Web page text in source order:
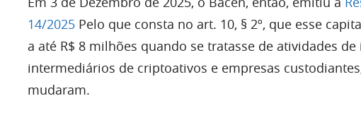
14/2025 Pelo que consta no art. 10, § 2º, que esse
a até R$ 8 milhões quando se tratasse de atividades
intermediários de criptoativos e empresas
mudaram.